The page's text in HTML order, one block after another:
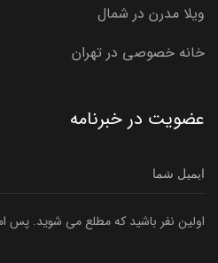
ویلا مدرن در شمال
خانه خصوصی در تهران
عضویت در خبرنامه
اولین نفر باشید که مطلع می شوید. پس